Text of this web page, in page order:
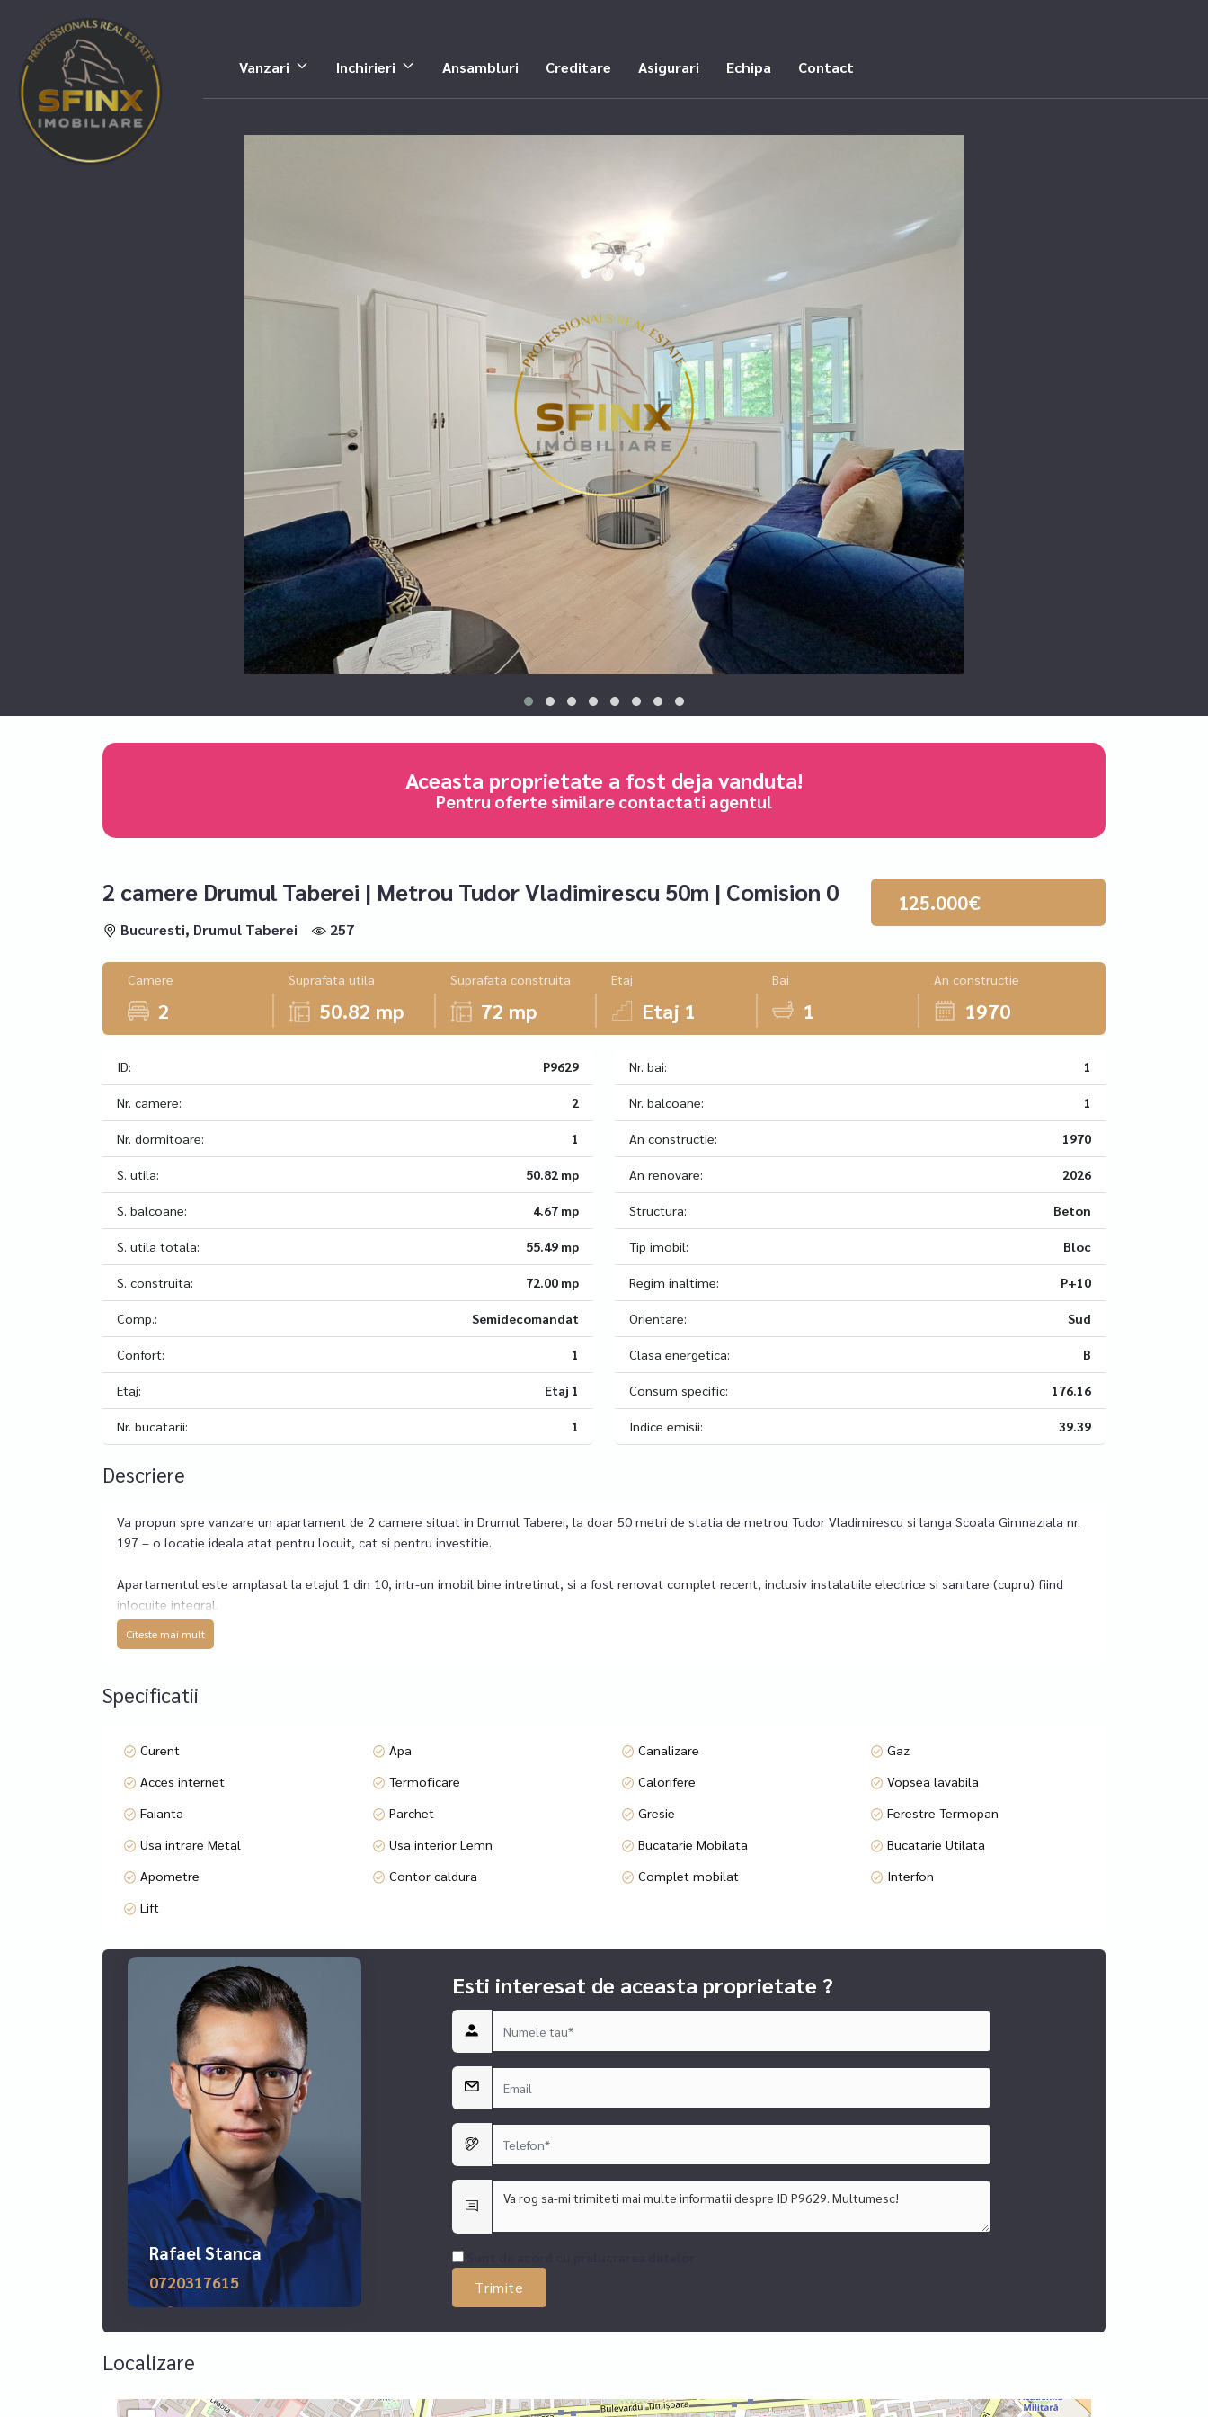
Vanzari Inchirieri Ansambluri Creditare Asigurari Echipa Contact
Aceasta proprietate a fost deja vanduta!
Pentru oferte similare contactati agentul
2 camere Drumul Taberei | Metrou Tudor Vladimirescu 50m | Comision 0
Bucuresti, Drumul Taberei 257
125.000€
Camere
2
Suprafata utila
50.82 mp
Suprafata construita
72 mp
Etaj
Etaj 1
Bai
1
An constructie
1970
ID: P9629
Nr. camere: 2
Nr. dormitoare: 1
S. utila: 50.82 mp
S. balcoane: 4.67 mp
S. utila totala: 55.49 mp
S. construita: 72.00 mp
Comp.: Semidecomandat
Confort: 1
Etaj: Etaj 1
Nr. bucatarii: 1
Nr. bai: 1
Nr. balcoane: 1
An constructie: 1970
An renovare: 2026
Structura: Beton
Tip imobil: Bloc
Regim inaltime: P+10
Orientare: Sud
Clasa energetica: B
Consum specific: 176.16
Indice emisii: 39.39
Descriere
Va propun spre vanzare un apartament de 2 camere situat in Drumul Taberei, la doar 50 metri de statia de metrou Tudor Vladimirescu si langa Scoala Gimnaziala nr.
197 – o locatie ideala atat pentru locuit, cat si pentru investitie.
Apartamentul este amplasat la etajul 1 din 10, intr-un imobil bine intretinut, si a fost renovat complet recent, inclusiv instalatiile electrice si sanitare (cupru) fiind
inlocuite integral.
Compartimentare eficienta:
living luminos cu acces catre balcon;
baie cu geam;
hol;
complet mobilat si utilat – se poate locui imediat;
renovare recenta;
instalatii noi (electric + sanitar);
certificat energetic clasa B (avantaj pentru creditare);
baie cu geam;
orientare sudica – lumina naturala excelenta;
vedere pe spate, catre zona verde;
zona linistita, ferita de zgomotul bulevardului;
acces rapid la metrou, scoli, magazine, restaurante, cafenele, parc si transport public;
inchirieri de apartamente, case, vile, terenuri, spatii comerciale si de birou, consultanta juridica in relatia cu OCPI, cadastru, intabulare si consultanta financiara (cea
Citeste mai mult
Specificatii
Curent Apa Canalizare
Gaz
Acces internet
Termoficare Calorifere
Vopsea lavabila
Faianta
Parchet Gresie
Ferestre Termopan
Usa intrare Metal
Usa interior Lemn Bucatarie Mobilata
Bucatarie Utilata
Apometre
Contor caldura Complet mobilat
Interfon
Lift
Rafael Stanca
0720317615
Esti interesat de aceasta proprietate ?
Localizare